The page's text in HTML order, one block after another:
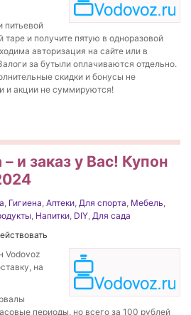
питьевой
таре и получите пятую в одноразовой
авторизация на сайте или в
за бутыли оплачиваются отдельно.
скидки и бонусы не
и акции не суммируются!
и заказ у Вас! Купон
, Гигиена, Аптеки, Для спорта, Мебель,
, Напитки, DIY, Для сада
Vodovoz
на
периоды, но всего за 100 рублей